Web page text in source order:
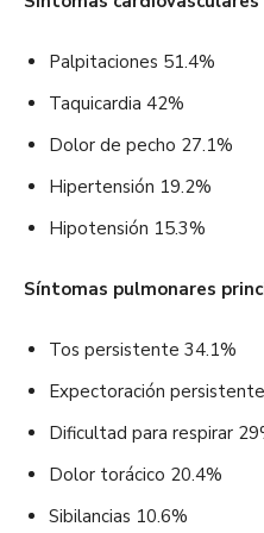
Palpitaciones 51.4%
Taquicardia 42%
Dolor de pecho 27.1%
Hipertensión 19.2%
Hipotensión 15.3%
Síntomas pulmonares
Tos persistente 34.1%
Expectoración
Dificultad para respirar
Dolor torácico 20.4%
Sibilancias 10.6%